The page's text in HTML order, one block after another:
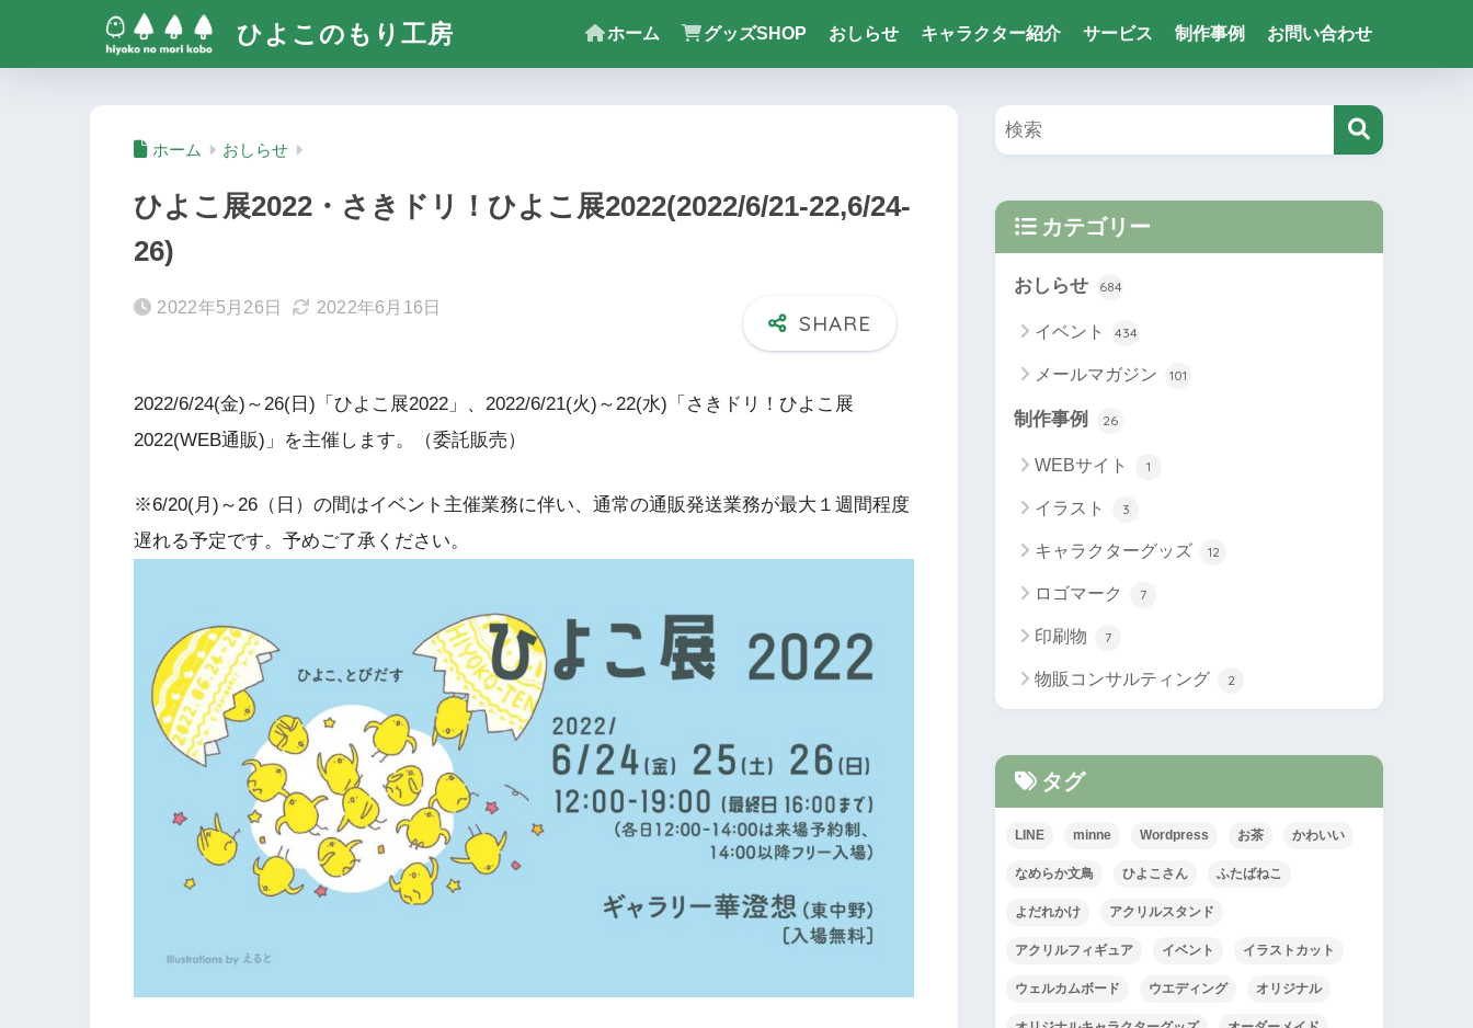
ひよこのもり工房 ホーム グッズSHOP おしらせ キャラクター紹介 サービス 制作事例 お問い合わせ
ホーム おしらせ
ひよこ展2022・さきドリ！ひよこ展2022(2022/6/21-22,6/24-
26)
2022年5月26日 2022年6月16日
2022/6/24(金)～26(日)「ひよこ展2022」、2022/6/21(火)～22(水)「さきドリ！ひよこ展
2022(WEB通販)」を主催します。（委託販売）
※6/20(月)～26（日）の間はイベント主催業務に伴い、通常の通販発送業務が最大１週間程度
遅れる予定です。予めご了承ください。
カテゴリー
おしらせ 684
イベント 434
メールマガジン 101
制作事例 26
WEBサイト 1
イラスト 3
キャラクターグッズ 12
ロゴマーク 7
印刷物 7
物販コンサルティング 2
タグ
LINE minne Wordpress お茶 かわいい
なめらか文鳥 ひよこさん ふたばねこ
よだれかけ アクリルスタンド
アクリルフィギュア イベント イラストカット
ウェルカムボード ウエディング オリジナル